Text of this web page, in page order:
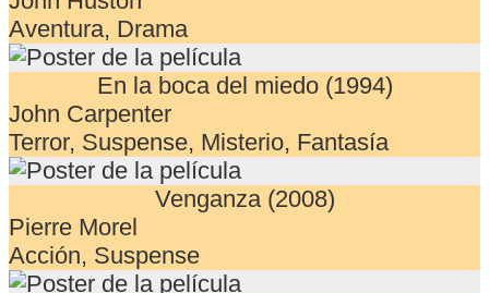
Aventura, Drama
En la boca del miedo (1994)
John Carpenter
Terror, Suspense, Misterio, Fantasía
Venganza (2008)
Pierre Morel
Acción, Suspense